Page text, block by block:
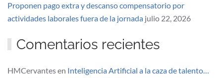
Proponen pago extra y descanso compensatorio por
actividades laborales fuera de la jornada julio 22, 2026
Comentarios recientes
HMCervantesen Inteligencia Artificial a la caza de talento…